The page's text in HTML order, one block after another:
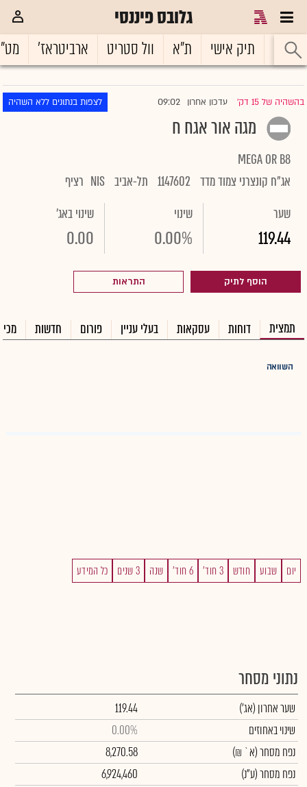
גלובס פיננסי
ראשי תיק אישי ת"א וול סטריט ארביטראז'
בהשהיה של 15 דק' |עדכון אחרון 09:02 לצפות בנתונים ללא השהיה
מגה אור אגח ח
MEGA OR B8
אג"ח קונצרני צמוד מדד 1147602 תל-אביב NIS רציף
שער
119.44
שינוי
0.00%
שינוי באג'
0.00
הוסף לתיק התראות
תמצית דוחות עסקאות בעלי עניין פורום חדשות
השוואה
יום שבוע חודש 3 חוד' 6 חוד' שנה 3 שנים כל המידע
נתוני מסחר
שער אחרון (אג')
119.44
שינוי באחוזים
0.00%
נפח מסחר(א` ₪)
8,270.58
נפח מסחר(ע"נ)
6,924,460